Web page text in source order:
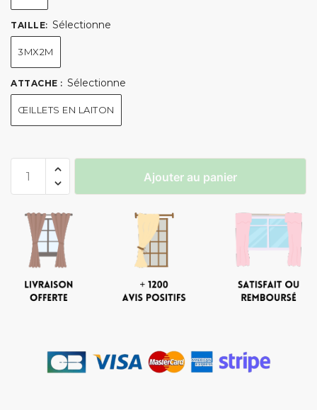
TAILLE: Sélectionne
3MX2M
ATTACHE : Sélectionne
ŒILLETS EN LAITON
Ajouter au panier